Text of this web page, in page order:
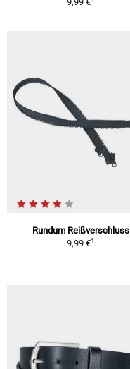
Rundum Reißverschluss
9,99 €1